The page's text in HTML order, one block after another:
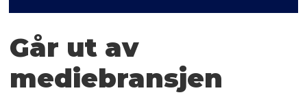
Går ut av
mediebransjen